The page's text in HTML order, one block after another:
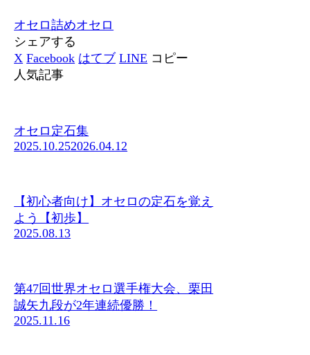
オセロ詰めオセロ
シェアする
X Facebook はてブ LINE コピー
人気記事
オセロ定石集
2025.10.252026.04.12
【初心者向け】オセロの定石を覚え
よう【初歩】
2025.08.13
第47回世界オセロ選手権大会、栗田
誠矢九段が2年連続優勝！
2025.11.16